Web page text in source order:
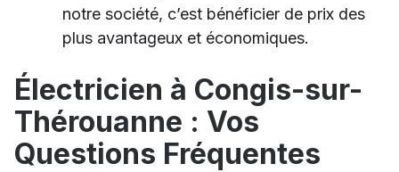
notre société, c’est bénéficier de prix des
plus avantageux et économiques.
Électricien à Congis-sur-
Thérouanne : Vos
Questions Fréquentes